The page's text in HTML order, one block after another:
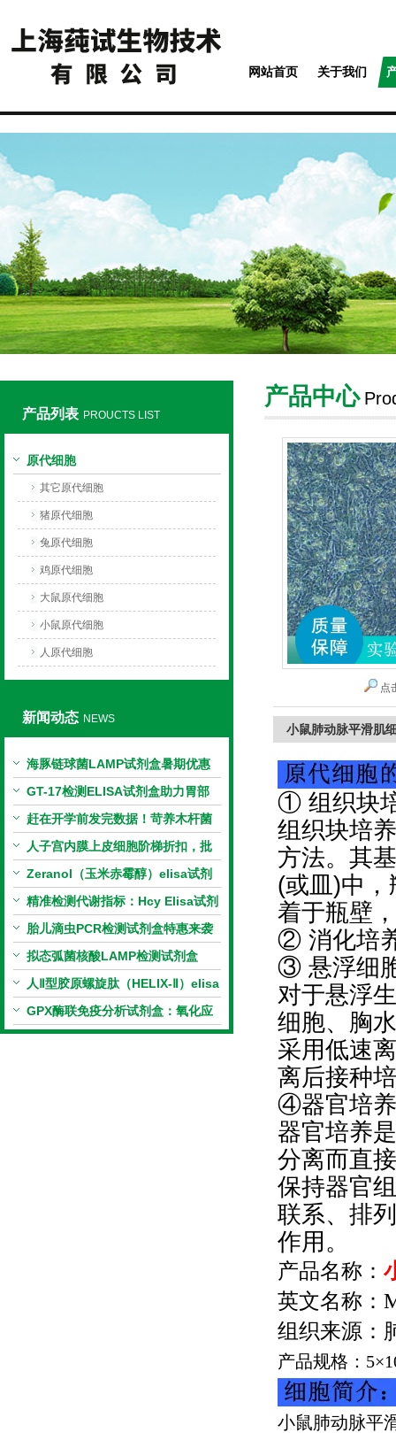
网站首页 关于我们
产品列表 PROUCTS LIST
原代细胞
其它原代细胞
猪原代细胞
兔原代细胞
鸡原代细胞
大鼠原代细胞
小鼠原代细胞
人原代细胞
新闻动态 NEWS
海豚链球菌LAMP试剂盒暑期优惠
GT-17检测ELISA试剂盒助力胃部
相关指标样本定量研究
赶在开学前发完数据！苛养木杆菌
PCR检测试剂盒暑假优惠开启
人子宫内膜上皮细胞阶梯折扣，批
量更划算
Zeranol（玉米赤霉醇）elisa试剂
盒特惠
精准检测代谢指标：Hcy Elisa试剂
盒的科研应用与技术特点
胎儿滴虫PCR检测试剂盒特惠来袭
拟态弧菌核酸LAMP检测试剂盒
（恒温荧光法）新品上市优惠活动
人Ⅱ型胶原螺旋肽（HELIX-Ⅱ）elisa
试剂盒科研优惠活动开启
GPX酶联免疫分析试剂盒：氧化应
激研究精准检测工具
产品中心
点
小鼠肺动脉平滑肌
① 组织块
组织块培
方法。其
(或皿)中
着于瓶壁
② 消化培
③ 悬浮细
对于悬浮
细胞、胸
采用低速
离后接种
④器官培养
器官培养
分离而直
保持器官
联系、排
作用。
产品名称：
英文名称：
组织来源：
产品规格： 5×
小鼠肺动脉平